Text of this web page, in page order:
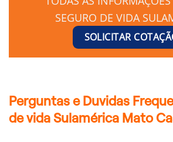
SEGURO DE VIDA
SOLICITAR
Perguntas e Duvidas
de vida Sulamérica Mato